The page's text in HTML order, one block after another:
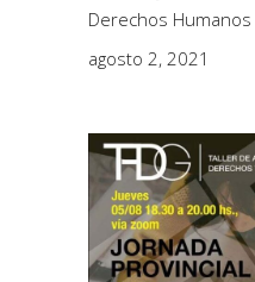
Derechos
agosto 2, 2021